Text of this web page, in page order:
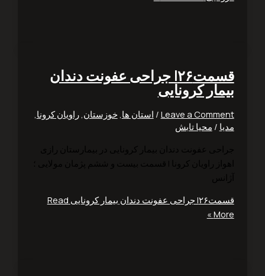
قسمت۲۶| جراحی عفونت دندان
کرونایی
Leave a
/استان ها, خوزستان,راویان کرونا,
محیا تابش
Read